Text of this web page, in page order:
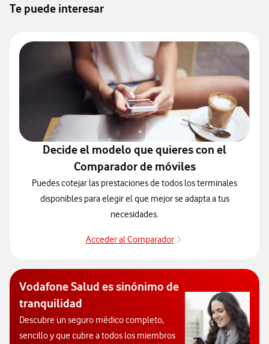
Te puede interesar
Decide el modelo que quieres con el
Comparador de móviles
Puedes cotejar las prestaciones de todos los terminales
disponibles para elegir el que mejor se adapta a tus
necesidades.
Acceder al Comparador
Vodafone Salud es sinónimo de
tranquilidad
Descubre un seguro médico completo,
sencillo y que cubre a todos los miembros